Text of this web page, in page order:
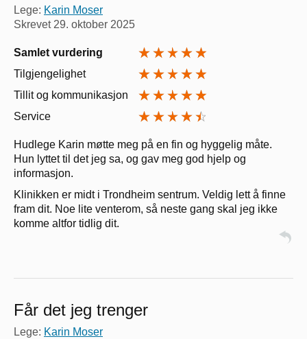
Lege: Karin Moser
Skrevet 29. oktober 2025
Samlet vurdering
Tilgjengelighet
Tillit og kommunikasjon
Service
Hudlege Karin møtte meg på en fin og hyggelig måte.
Hun lyttet til det jeg sa, og gav meg god hjelp og
informasjon.
Klinikken er midt i Trondheim sentrum. Veldig lett å finne
fram dit. Noe lite venterom, så neste gang skal jeg ikke
komme altfor tidlig dit.
Får det jeg trenger
Lege: Karin Moser